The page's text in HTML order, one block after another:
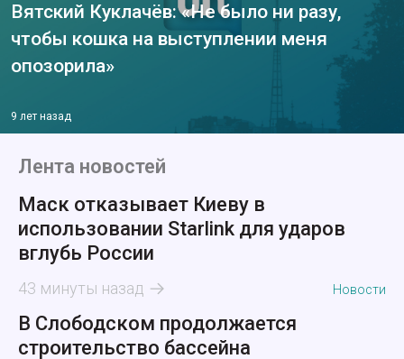
Вятский Куклачёв: «Не было ни разу,
чтобы кошка на выступлении меня
опозорила»
9 лет назад
Лента новостей
Маск отказывает Киеву в
использовании Starlink для ударов
вглубь России
43 минуты назад Новости
В Слободском продолжается
строительство бассейна